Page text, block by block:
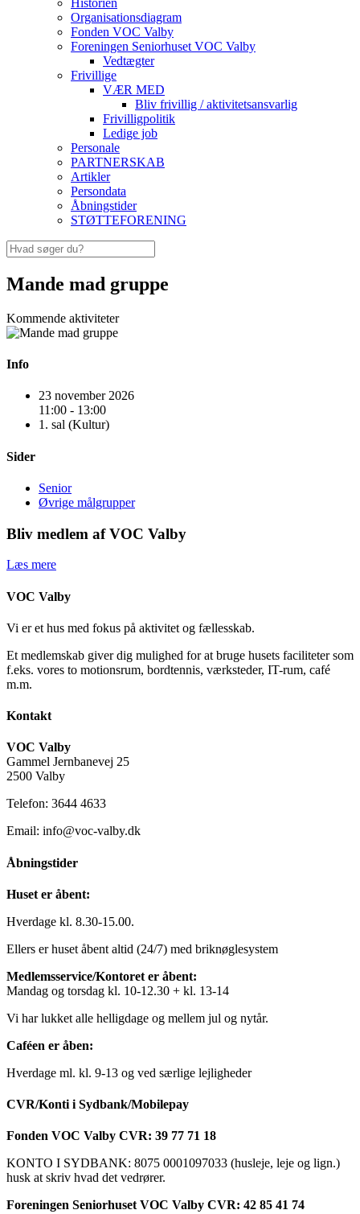
Historien
Organisationsdiagram
Fonden VOC Valby
Foreningen Seniorhuset VOC Valby
Vedtægter
Frivillige
VÆR MED
Bliv frivillig / aktivitetsansvarlig
Frivilligpolitik
Ledige job
Personale
PARTNERSKAB
Artikler
Persondata
Åbningstider
STØTTEFORENING
Mande mad gruppe
Kommende aktiviteter
Info
23 november 2026
11:00 - 13:00
1. sal (Kultur)
Sider
Senior
Øvrige målgrupper
Bliv medlem af VOC Valby
Læs mere
VOC Valby
Vi er et hus med fokus på aktivitet og fællesskab.
Et medlemskab giver dig mulighed for at bruge husets faciliteter som
f.eks. vores to motionsrum, bordtennis, værksteder, IT-rum, café
m.m.
Kontakt
VOC Valby
Gammel Jernbanevej 25
2500 Valby
Telefon: 3644 4633
Email: info@voc-valby.dk
Åbningstider
Huset er åbent:
Hverdage kl. 8.30-15.00.
Ellers er huset åbent altid (24/7) med briknøglesystem
Medlemsservice/Kontoret er åbent:
Mandag og torsdag kl. 10-12.30 + kl. 13-14
Vi har lukket alle helligdage og mellem jul og nytår.
Caféen er åben:
Hverdage ml. kl. 9-13 og ved særlige lejligheder
CVR/Konti i Sydbank/Mobilepay
Fonden VOC Valby CVR: 39 77 71 18
KONTO I SYDBANK: 8075 0001097033 (husleje, leje og lign.)
husk at skriv hvad det vedrører.
Foreningen Seniorhuset VOC Valby CVR: 42 85 41 74